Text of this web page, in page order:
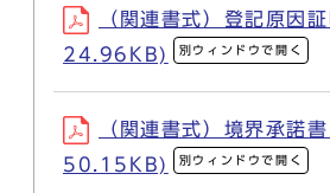
（関連書式）登記原因
24.96KB)
別ウィンドウで開く
（関連書式）境界承諾
50.15KB)
別ウィンドウで開く